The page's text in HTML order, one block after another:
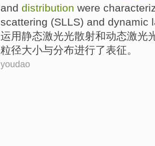
and distribution were
scattering (SLLS) and dynamic
运用静态激光光散射和动态激光
粒径大小与分布进行了表征。
youdao